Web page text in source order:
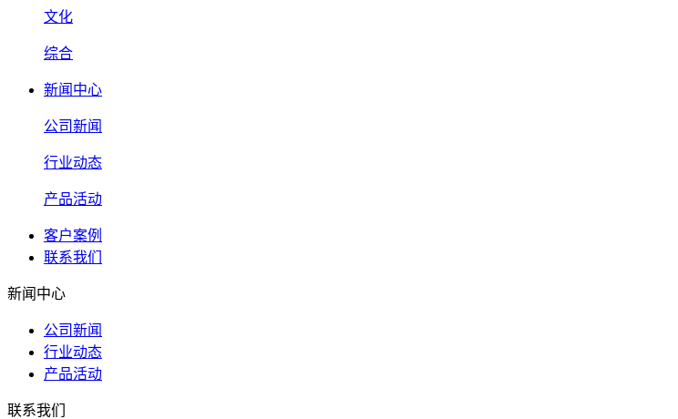
文化
综合
新闻中心
公司新闻
行业动态
产品活动
客户案例
联系我们
新闻中心
公司新闻
行业动态
产品活动
联系我们